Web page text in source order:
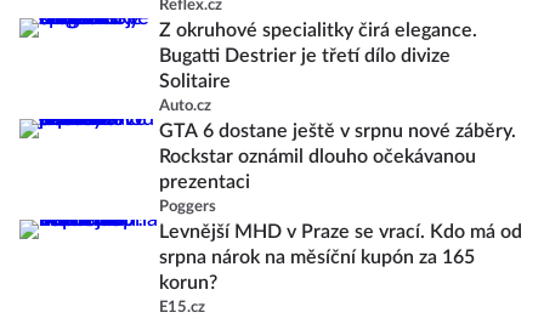
Reflex.cz
Z okruhové specialitky čirá elegance.
Bugatti Destrier je třetí dílo divize
Solitaire
Auto.cz
GTA 6 dostane ještě v srpnu nové záběry.
Rockstar oznámil dlouho očekávanou
prezentaci
Poggers
Levnější MHD v Praze se vrací. Kdo má od
srpna nárok na měsíční kupón za 165
korun?
E15.cz